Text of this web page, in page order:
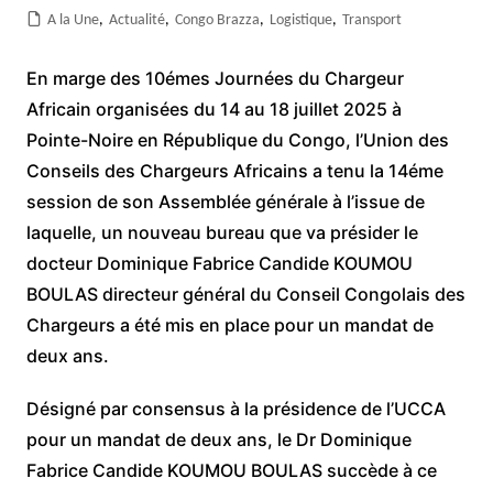
A la Une, Actualité, Congo Brazza, Logistique, Transport
En marge des 10émes Journées du Chargeur
Africain organisées du 14 au 18 juillet 2025 à
Pointe-Noire en République du Congo, l’Union des
Conseils des Chargeurs Africains a tenu la 14éme
session de son Assemblée générale à l’issue de
laquelle, un nouveau bureau que va présider le
docteur Dominique Fabrice Candide KOUMOU
BOULAS directeur général du Conseil Congolais des
Chargeurs a été mis en place pour un mandat de
deux ans.
Désigné par consensus à la présidence de l’UCCA
pour un mandat de deux ans, le Dr Dominique
Fabrice Candide KOUMOU BOULAS succède à ce